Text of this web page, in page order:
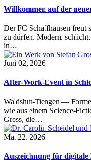
Willkommen auf der
Der FC Schaffhausen freut
zu dürfen. Modern,
in…
Juni 02, 2026
After-Work-Event in
Waldshut-Tiengen —
wie aus einem Science-
Gross, die…
Mai 22, 2026
Auszeichnung für